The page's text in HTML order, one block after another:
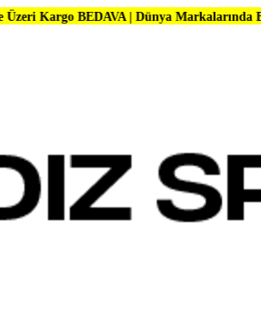
| Dünya Markalarında Büyük İndirimler